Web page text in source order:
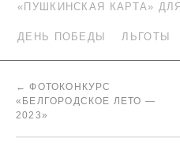
«ПУШКИНСКАЯ КАРТА»
ДЕНЬ ПОБЕДЫ ЛЬГОТЫ
← ФОТОКОНКУРС
«БЕЛГОРОДСКОЕ ЛЕТО —
2023»